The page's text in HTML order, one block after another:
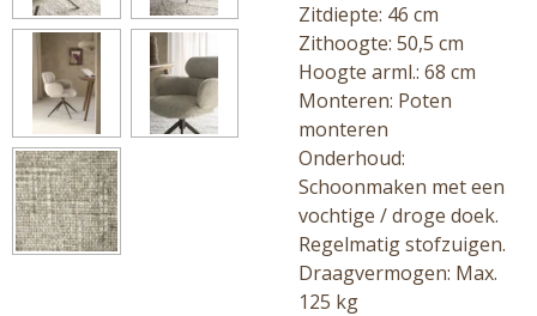
Zitdiepte: 46 cm
Zithoogte: 50,5 cm
Hoogte arml.: 68 cm
Monteren: Poten
monteren
Onderhoud:
Schoonmaken met een
vochtige / droge doek.
Regelmatig stofzuigen.
Draagvermogen: Max.
125 kg